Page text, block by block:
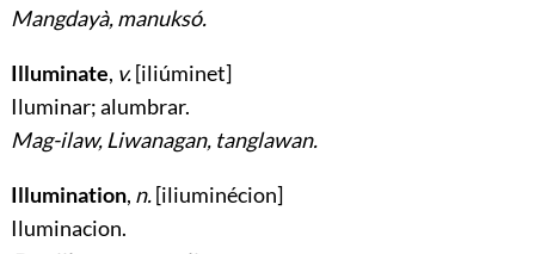
Mangdayà, manuksó.
Illuminate, v.[iliúminet]
Iluminar; alumbrar.
Mag-ilaw, Liwanagan, tanglawan.
Illumination, n.[iliuminécion]
Iluminacion.